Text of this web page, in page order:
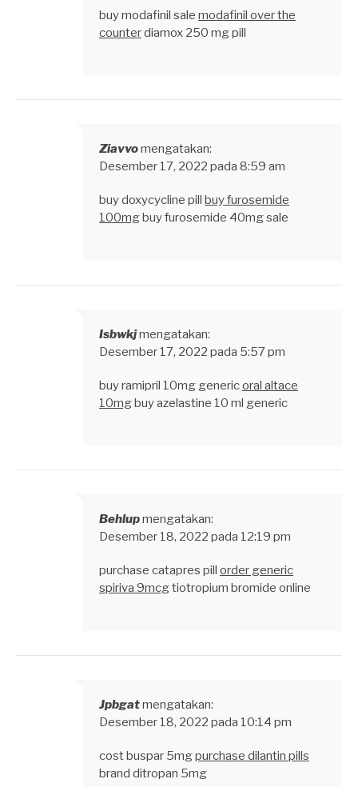
buy modafinil sale modafinil over the
counterdiamox 250 mg pill
Ziavvomengatakan:
Desember 17, 2022 pada 8:59 am
buy doxycycline pill buy furosemide
100mg buy furosemide 40mg sale
Isbwkjmengatakan:
Desember 17, 2022 pada 5:57 pm
buy ramipril 10mg genericoral altace
10mgbuy azelastine 10 ml generic
Behlupmengatakan:
Desember 18, 2022 pada 12:19 pm
purchase catapres pill order generic
spiriva 9mcgtiotropium bromide online
Jpbgatmengatakan:
Desember 18, 2022 pada 10:14 pm
cost buspar 5mgpurchase dilantin pills
brand ditropan 5mg